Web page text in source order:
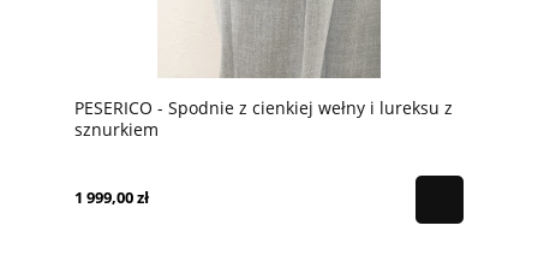
PESERICO - Spodnie z cienkiej wełny i lureksu z
sznurkiem
1 999,00 zł